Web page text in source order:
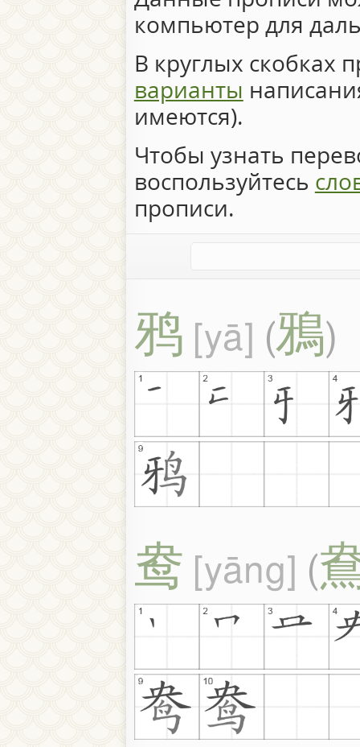
компьютер для
В круглых скобках
варианты
имеются).
Чтобы узнать
воспользуйтесь
прописи.
鸦 yā (鴉)
鸯 yāng (